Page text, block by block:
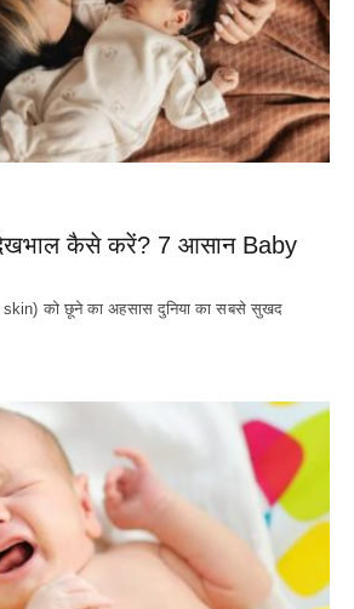
देखभाल कैसे करें? 7 आसान Baby
skin) को छूने का अहसास दुनिया का सबसे सुखद